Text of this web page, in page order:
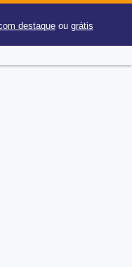
destaqueou grátis